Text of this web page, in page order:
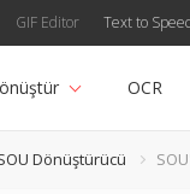
GIF Editor Text to
OCR
Dönüştürücü